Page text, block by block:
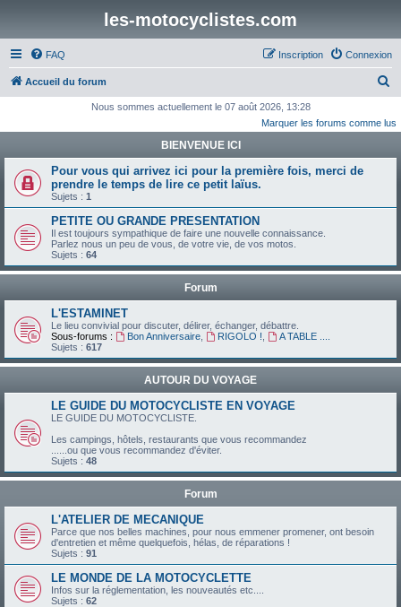
les-motocyclistes.com
FAQ Connexion
Inscription
Accueil du forum
c
c
r
Nous sommes actuellement le 07 août 2026, 13:28
Marquer les forums comme lus
BIENVENUE ICI
Pour vous qui arrivez ici pour la première fois, merci de
prendre le temps de lire ce petit laïus.
Sujets : 1
PETITE OU GRANDE PRESENTATION
Il est toujours sympathique de faire une nouvelle connaissance.
Parlez nous un peu de vous, de votre vie, de vos motos.
Sujets : 64
Forum
L'ESTAMINET
Le lieu convivial pour discuter, délirer, échanger, débattre.
Sous-forums :
Bon Anniversaire, RIGOLO !
A TABLE ....
Sujets : 617
AUTOUR DU VOYAGE
LE GUIDE DU MOTOCYCLISTE EN VOYAGE
LE GUIDE DU MOTOCYCLISTE.
Les campings, hôtels, restaurants que vous recommandez
......ou que vous recommandez d'éviter.
Sujets : 48
Forum
L'ATELIER DE MECANIQUE
Parce que nos belles machines, pour nous emmener promener, ont besoin
d'entretien et même quelquefois, hélas, de réparations !
Sujets : 91
LE MONDE DE LA MOTOCYCLETTE
Infos sur la réglementation, les nouveautés etc....
Sujets : 62